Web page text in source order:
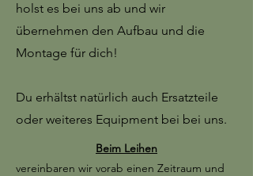
holst es bei uns ab und wir
übernehmen den Aufbau und die
Montage für dich!
Du erhältst natürlich auch Ersatzteile
oder weiteres Equipment bei bei uns.
Beim Leihen
vereinbaren wir vorab einen Zeitraum und